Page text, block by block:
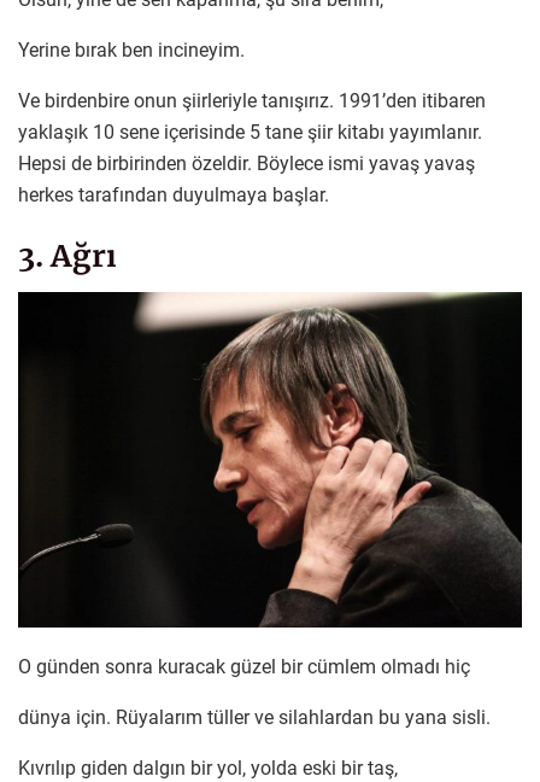
Yerine bırak ben incineyim.
Ve birdenbire onun şiirleriyle tanışırız. 1991’den itibaren
yaklaşık 10 sene içerisinde 5 tane şiir kitabı yayımlanır.
Hepsi de birbirinden özeldir. Böylece ismi yavaş yavaş
herkes tarafından duyulmaya başlar.
3. Ağrı
O günden sonra kuracak güzel bir cümlem olmadı hiç
dünya için. Rüyalarım tüller ve silahlardan bu yana sisli.
Kıvrılıp giden dalgın bir yol, yolda eski bir taş,